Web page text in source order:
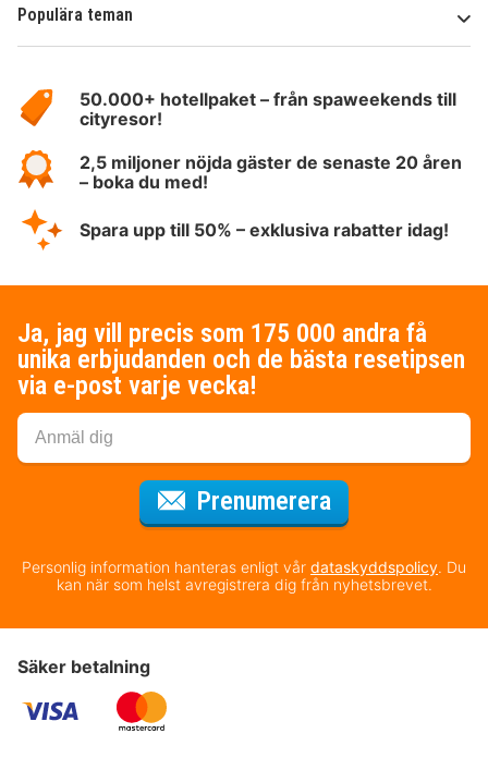
Populära teman
HotelSpecials50.000+ hotellpaket – från spaweekends till
cityresor!
2,5 miljoner nöjda gäster de senaste 20 åren
– boka du med!
Spara upp till 50% – exklusiva rabatter idag!
Ja, jag vill precis som 175 000 andra få
unika erbjudanden och de bästa resetipsen
via e-post varje vecka!
Prenumerera
Personlig information hanteras enligt vår dataskyddspolicy. Du
kan när som helst avregistrera dig från nyhetsbrevet.
Säker betalning